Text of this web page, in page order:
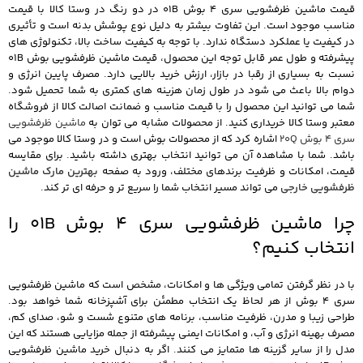
قیمت ماشین ظرفشویی سری 4 بوش 01B در دو رنگ در وستا کالا با قیمت
مناسب موجود است. این تفاوت بیشتر به دلیل نوع پوشش بدنه است و تأثیری
در کیفیت یا عملکرد دستگاه ندارد. با توجه به کیفیت ساخت بالا، تکنولوژی های
پیشرفته و طول عمر قابل توجه این محصول، قیمت ماشین ظرفشویی بوش 01B
نسبت به بسیاری از رقبا در بازار، ارزش خرید بالایی دارد. مصرف پایین انرژی و
دوام بالا باعث می شود در طول زمان هزینه های کمتری به شما تحمیل شود.
شما می توانید این محصول را با قیمت مناسب و ضمانت اصالت کالا از فروشگاه
معتبر وستا کالا خریداری کنید. از محصولات مشابه می توان به ماشین ظرفشویی
سری 4 بوش 20Q
اشاره کرد که از محصولات بوش است و در وستا کالا موجود می
باشد. شما با مشاهده آن می توانید انتخاب بهتری داشته باشید. برای مقایسه
قیمت، امکانات و ظرفیت برندهای مختلف، ورود به صفحه بهترین مارک ماشین
ظرفشویی خارجی می تواند مسیر انتخاب شما را سریع تر و حرفه ای تر کند.
چرا ماشین ظرفشویی سری 4 بوش 01B را
انتخاب کنیم؟
با در نظر گرفتن تمامی ویژگی ها و امکانات، مشخص است که ماشین ظرفشویی
سری 4 بوش از هر لحاظ یک انتخاب مطمئن برای آشپزخانه شما خواهد بود.
طراحی زیبا و مدرن، ظرفیت مناسب، برنامه های متنوع شست و شو، صدای کم،
مصرف بهینه انرژی و آب، و امکانات ایمنی پیشرفته از جمله مزایایی هستند که این
مدل را از سایر گزینه ها متمایز می کنند. اگر به دنبال خرید ماشین ظرفشویی